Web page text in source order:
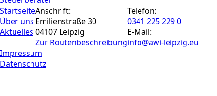
Startseite
Über uns
Aktuelles
Anschrift:
Emilienstraße 30
04107 Leipzig
Zur Routen­beschreibung
Telefon:
0341 225 229 0
E-Mail:
info@awi-leipzig.eu
Impressum
Datenschutz